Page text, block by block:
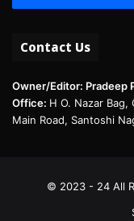
Contact Us
Owner/Editor: Pradeep
Office: H O. Nazar Bag,
Main Road, Santoshi
© 2023 - 24 All